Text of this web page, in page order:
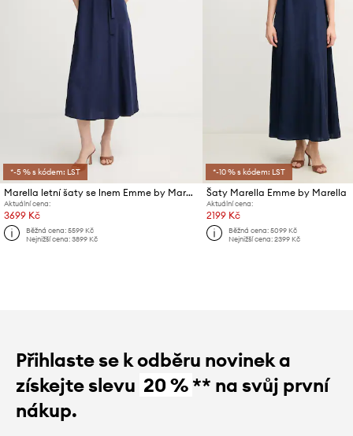
*-5 % s kódem: LST
Marella letní šaty se lnem Emme by Marella
Aktuální cena:
3699 Kč
Běžná cena:5599 Kč
Nejnižší cena:3899 Kč
*-10 % s kódem: LST
Šaty Marella Emme by Marella
Aktuální cena:
2199 Kč
Běžná cena:5099 Kč
Nejnižší cena:2399 Kč
Přihlaste se k odběru novinek a
získejte slevu 20 %** na svůj první
nákup.